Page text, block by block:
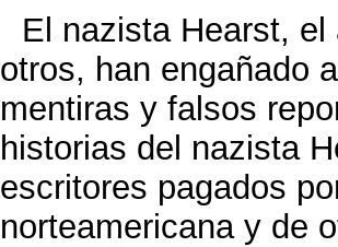
El nazista Hearst,
otros, han engañado
mentiras y falsos
historias del nazista
escritores pagados
norteamericana y de